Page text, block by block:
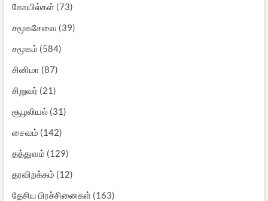
கோயில்கள்(73)
சமூகசேவை (39)
சமூகம் (584)
சினிமா (87)
சிறுவர் (21)
சூழலியல்(31)
சைவம் (142)
தத்துவம் (129)
தரவிறக்கம் (12)
தேசிய பிரச்சினைகள்(163)